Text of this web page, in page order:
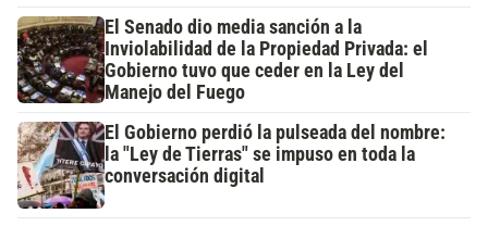
El Senado dio media sanción a la
Inviolabilidad de la Propiedad Privada: el
Gobierno tuvo que ceder en la Ley del
Manejo del Fuego
El Gobierno perdió la pulseada del nombre:
la "Ley de Tierras" se impuso en toda la
conversación digital